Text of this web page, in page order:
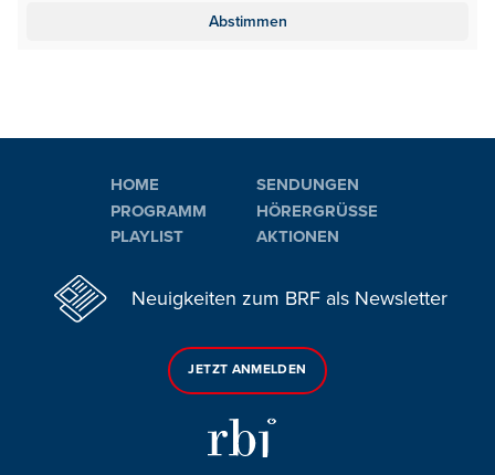
HOME
PROGRAMM
PLAYLIST
SENDUNGEN
HÖRERGRÜSSE
AKTIONEN
Neuigkeiten zum BRF als Newsletter
JETZT ANMELDEN